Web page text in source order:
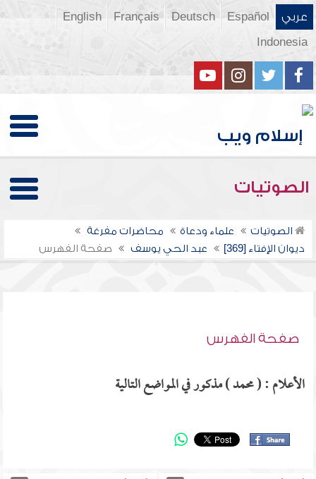
عربي Español
Deutsch
Français
English
Indonesia
الصوتيات
الصوتيات علماء ودعاة
محاضرات مفرغة
ديوان الإفتاء [369]
عبد الحي يوسف صفحة الفهرس
صفحة الفهرس
الأعلام : ( محمد ) مذكور في المواضع التالية